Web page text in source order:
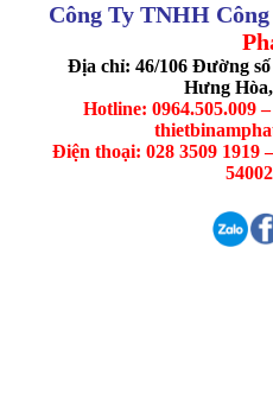
Công Ty TNHH
Địa chỉ: 46/106 Đường
Hưng
Hotline: 0964.505.009
Điện thoại: 028 3509 1919